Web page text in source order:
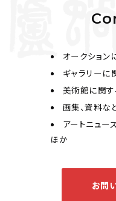
オークション
ギャラリー
美術館に関
画集、資料な
アートニュー
ほか
お問